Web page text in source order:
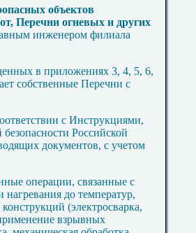
объектов
Перечни огневых и других
инженером филиала
в приложениях 3, 4, 5, 6,
собственные Перечни с
с Инструкциями,
Российской
документов, с учетом
операции, связанные с
до температур,
(электросварка,
применение взрывных